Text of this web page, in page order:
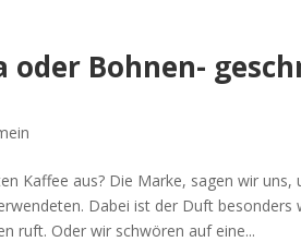
oder Bohnen-
Kaffee aus? Die Marke, sagen wir uns,
Dabei ist der Duft
ruft. Oder wir schwören auf eine...